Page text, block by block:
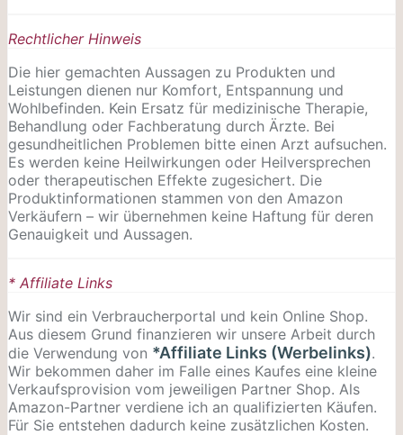
Rechtlicher Hinweis
Die hier gemachten Aussagen zu Produkten und
Leistungen dienen nur Komfort, Entspannung und
Wohlbefinden. Kein Ersatz für medizinische Therapie,
Behandlung oder Fachberatung durch Ärzte. Bei
gesundheitlichen Problemen bitte einen Arzt aufsuchen.
Es werden keine Heilwirkungen oder Heilversprechen
oder therapeutischen Effekte zugesichert. Die
Produktinformationen stammen von den Amazon
Verkäufern – wir übernehmen keine Haftung für deren
Genauigkeit und Aussagen.
* Affiliate Links
Wir sind ein Verbraucherportal und kein Online Shop.
Aus diesem Grund finanzieren wir unsere Arbeit durch
die Verwendung von *Affiliate Links (Werbelinks).
Wir bekommen daher im Falle eines Kaufes eine kleine
Verkaufsprovision vom jeweiligen Partner Shop. Als
Amazon-Partner verdiene ich an qualifizierten Käufen.
Für Sie entstehen dadurch keine zusätzlichen Kosten.